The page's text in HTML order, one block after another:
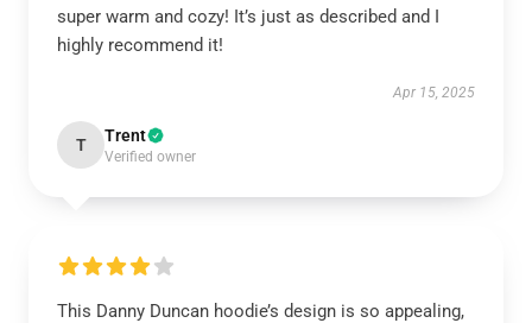
super warm and cozy! It’s just as described and I
highly recommend it!
Apr 15, 2025
T Trent
Verified owner
This Danny Duncan hoodie’s design is so appealing,